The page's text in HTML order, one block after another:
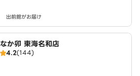
出前館がお届け
なか卯 東海名和店
4.2(144)